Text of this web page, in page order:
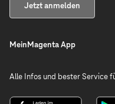
Jetzt anmelden
MeinMagenta App
Alle Infos und bester Service